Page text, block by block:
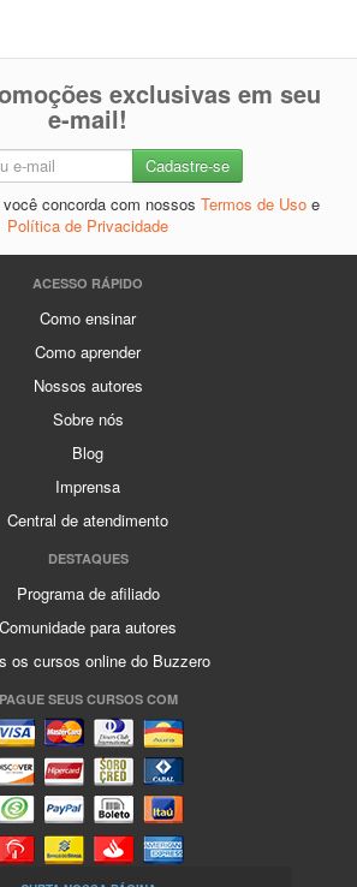
exclusivas em seu
e-mail!
concorda com nossos Termos de Uso e
Política de Privacidade
ACESSO RÁPIDO
Como ensinar
Como aprender
Nossos autores
Sobre nós
Blog
Imprensa
Central de atendimento
DESTAQUES
Programa de afiliado
Comunidade para autores
os cursos online do Buzzero
PAGUE SEUS CURSOS COM